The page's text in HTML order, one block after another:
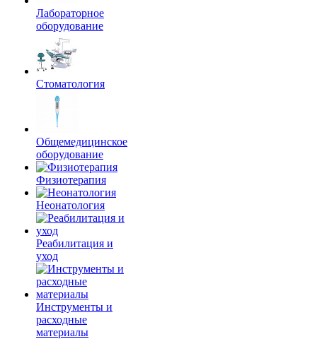
Лабораторное
оборудование
Стоматология
Общемедицинское
оборудование
Физиотерапия
Неонатология
Реабилитация и
уход
Инструменты и
расходные
материалы